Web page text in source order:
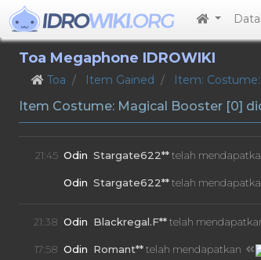
Toa Megaphone IDROWIKI
Toa Item Gained Item:
Item Costume: Magical Booster [0]
21:45 Odin Stargate622**telah
Odin Stargate622**telah
21:38 Odin Blackregal.F**telah
17:58 Odin Romant**telah mendapatkan